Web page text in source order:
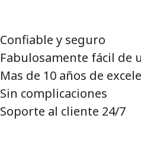
Confiable y seguro
Fabulosamente fácil de
Mas de 10 años de
Sin complicaciones
Soporte al cliente 24/7